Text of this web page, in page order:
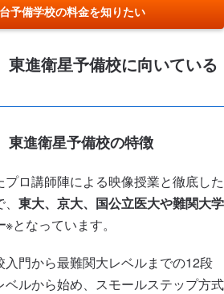
台予備学校の料金を知りたい
東進衛星予備校に向いている
東進衛星予備校の特徴
ロ講師陣による映像授業と徹底した
東大、京大、国公立医大や難関大学
※となっています。
門から最難関大レベルまでの12段
ルから始め、スモールステップ方式